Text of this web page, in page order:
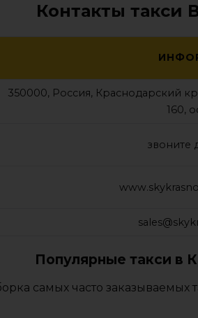
Контакты такси
350000, Россия, Краснодарский
160,
звоните
Популярные такси в
самых часто заказываемых